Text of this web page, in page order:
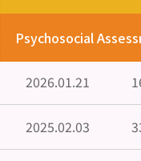
Psychosocial
Date
2026.01.21
2025.02.03